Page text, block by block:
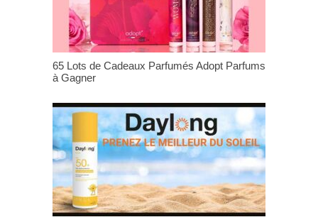
65 Lots de Cadeaux Parfumés Adopt Parfums
à Gagner